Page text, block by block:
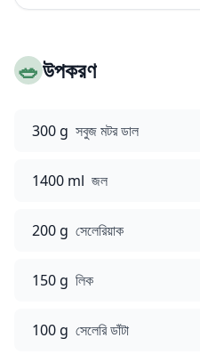
🥗উপকরণ
300 g সবুজ মটর ডাল
1400 ml জল
200 g সেলেরিয়াক
150 g লিক
100 g সেলেরি ডাঁটা